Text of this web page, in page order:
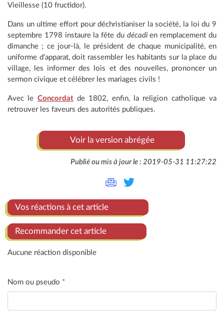
Vieillesse (10 fructidor).
Dans un ultime effort pour déchristianiser la société, la loi du 9
septembre 1798 instaure la fête du décadien remplacement du
dimanche ; ce jour-là, le président de chaque municipalité, en
uniforme d'apparat, doit rassembler les habitants sur la place du
village, les informer des lois et des nouvelles, prononcer un
sermon civique et célébrer les mariages civils !
Avec le Concordatde 1802, enfin, la religion catholique va
retrouver les faveurs des autorités publiques.
Voir la version abrégée
Publié ou mis à jour le : 2019-05-31 11:27:22
Vos réactions à cet article
Recommander cet article
Aucune réaction disponible
Nom ou pseudo *